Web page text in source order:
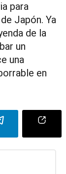
para
Japón. Ya
de la
un
una
en